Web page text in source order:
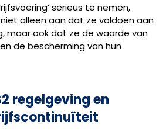
serieus te nemen,
alleen aan dat ze voldoen aan
maar ook dat ze de waarde van
de bescherming van hun
regelgeving en